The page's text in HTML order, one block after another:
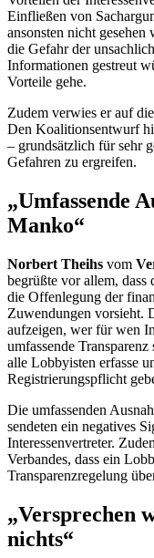
Einfließen von
ansonsten nicht gesehen
die Gefahr der
Informationen gestreut
Vorteile gehe.
Zudem verwies er auf
Den Koalitionsentwurf
– grundsätzlich für sehr
Gefahren zu ergreifen.
„Umfassende
Manko“
Norbert Theihs vom
begrüßte vor allem,
die Offenlegung der
Zuwendungen vorsieht.
aufzeigen, wer für wen
umfassende
alle Lobbyisten erfasse
Registrierungspflicht
Die umfassenden
sendeten ein negatives
Interessenvertreter.
Verbandes, dass ein
Transparenzregelung
„Versprechen
nichts“